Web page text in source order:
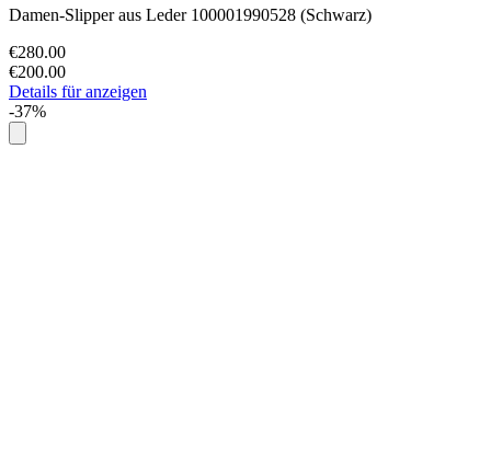
Damen-Slipper aus Leder 100001990528 (Schwarz)
€280.00
€200.00
Details für anzeigen
-37%